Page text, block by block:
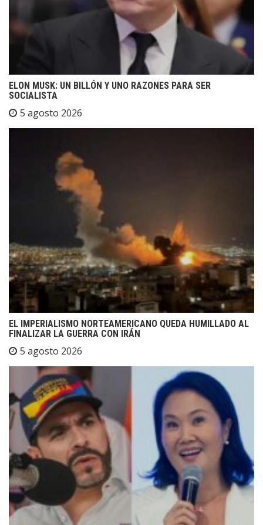
ELON MUSK: UN BILLÓN Y UNO RAZONES PARA SER
SOCIALISTA
5 agosto 2026
EL IMPERIALISMO NORTEAMERICANO QUEDA HUMILLADO AL
FINALIZAR LA GUERRA CON IRÁN
5 agosto 2026